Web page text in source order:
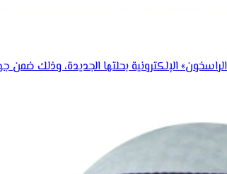
الإلكترونية بحلتها الجديدة، وذلك ضمن